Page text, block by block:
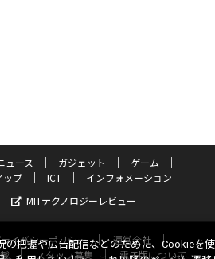
ュース ガジェット
ゲーム
ップ ICT
インフォメーション
MITテクノロジーレビュー
イバシーポリシー
運営会社
スタッフ募集 電子版について
の把握や広告配信などのために、Cookieを